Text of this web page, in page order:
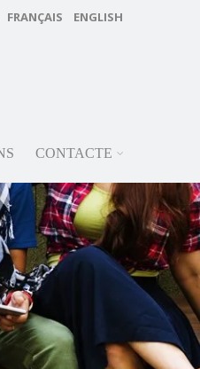
FRANÇAIS ENGLISH
CONTACTE